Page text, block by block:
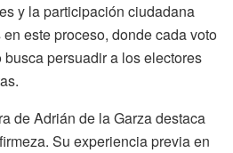
y la participación ciudadana
este proceso, donde cada voto
persuadir a los electores
de Adrián de la Garza destaca
Su experiencia previa en